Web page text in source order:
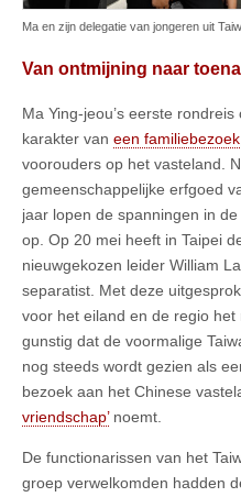
Ma en zijn delegatie van jongeren uit
Van ontmijning naar
Ma Ying-jeou’s eerste
karakter van een familiebezoek
voorouders op het vasteland.
gemeenschappelijke erfgoed
jaar lopen de spanningen in
op. Op 20 mei heeft in Taipei
nieuwgekozen leider William
separatist. Met deze
voor het eiland en de regio
gunstig dat de voormalige
nog steeds wordt gezien als
bezoek aan het Chinese
vriendschap’noemt.
De functionarissen van het
groep verwelkomden hadden